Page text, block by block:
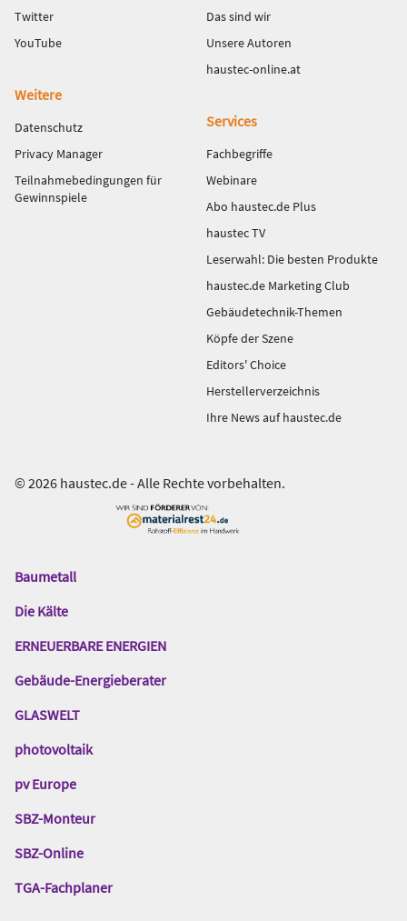
Twitter
YouTube
Das sind wir
Unsere Autoren
haustec-online.at
Weitere
Datenschutz
Privacy Manager
Teilnahmebedingungen für
Gewinnspiele
Services
Fachbegriffe
Webinare
Abo haustec.de Plus
haustec TV
Leserwahl: Die besten Produkte
haustec.de Marketing Club
Gebäudetechnik-Themen
Köpfe der Szene
Editors' Choice
Herstellerverzeichnis
Ihre News auf haustec.de
© 2026 haustec.de - Alle Rechte vorbehalten.
Das
Gentner
Baumetall
Die Kälte
ERNEUERBARE ENERGIEN
Gebäude-Energieberater
GLASWELT
photovoltaik
pv Europe
SBZ-Monteur
SBZ-Online
TGA-Fachplaner